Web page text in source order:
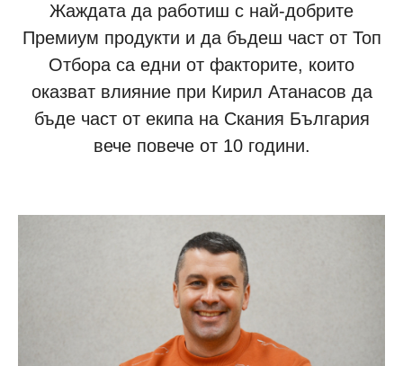
Жаждата да работиш с най-добрите
Премиум продукти и да бъдеш част от Топ
Отбора са едни от факторите, които
оказват влияние при Кирил Атанасов да
бъде част от екипа на Скания България
вече повече от 10 години.